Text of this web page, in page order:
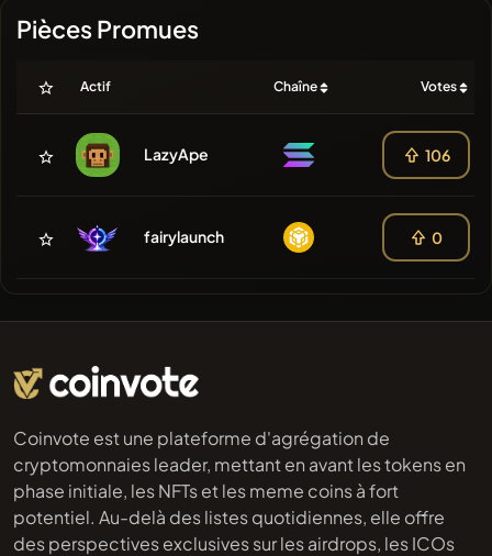
Pièces Promues
Actif Chaîne Votes
LazyApe 106
fairylaunch 0
Coinvote est une plateforme d'agrégation de
cryptomonnaies leader, mettant en avant les tokens en
phase initiale, les NFTs et les meme coins à fort
potentiel. Au-delà des listes quotidiennes, elle offre
des perspectives exclusives sur les airdrops, les ICOs